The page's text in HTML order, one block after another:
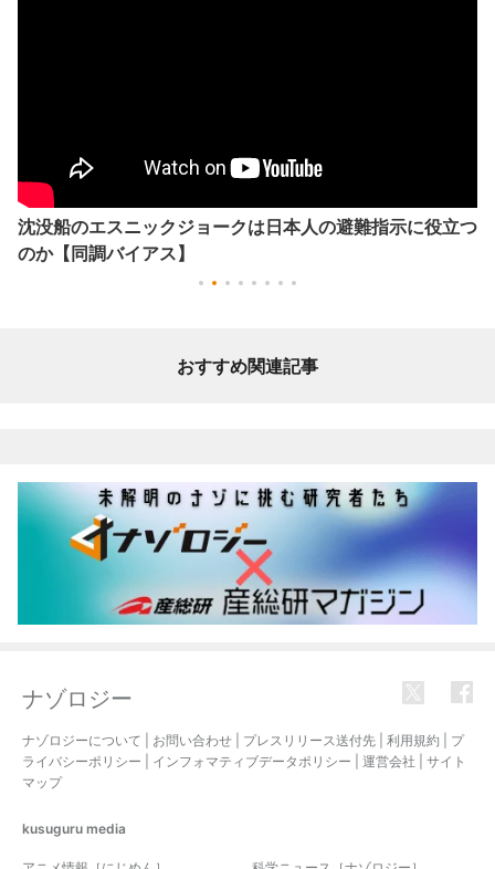
沈没船のエスニックジョークは日本人の避難指示に役立つ
のか【同調バイアス】
おすすめ関連記事
ナゾロジー
ナゾロジーについて お問い合わせ プレスリリース送付先 利用規約
プ
ライバシーポリシー
インフォマティブデータポリシー 運営会社
サイト
マップ
kusuguru media